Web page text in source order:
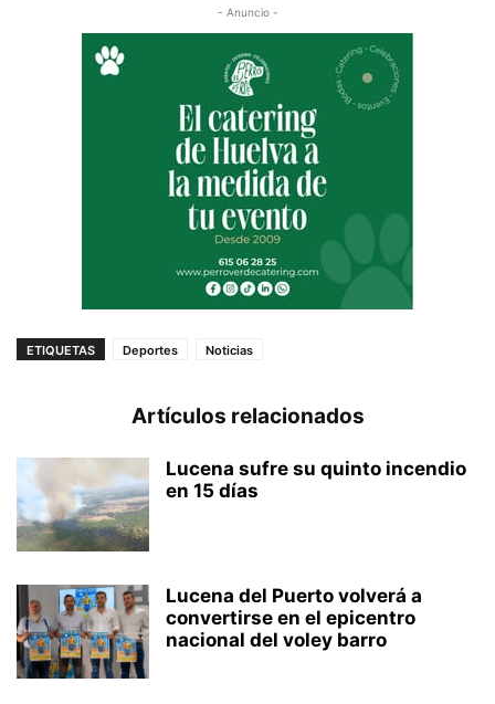
- Anuncio -
ETIQUETAS Deportes Noticias
Artículos relacionados
Lucena sufre su quinto incendio
en 15 días
Lucena del Puerto volverá a
convertirse en el epicentro
nacional del voley barro